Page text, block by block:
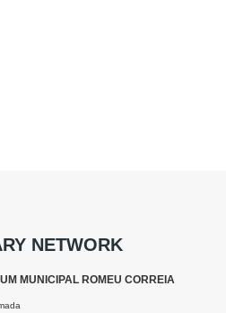
NETWORK
MUNICIPAL ROMEU CORREIA